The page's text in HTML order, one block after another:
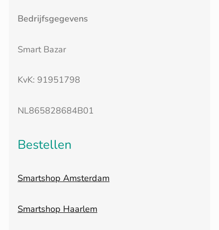
Bedrijfsgegevens
Smart Bazar
KvK: 91951798
NL865828684B01
Bestellen
Smartshop Amsterdam
Smartshop Haarlem